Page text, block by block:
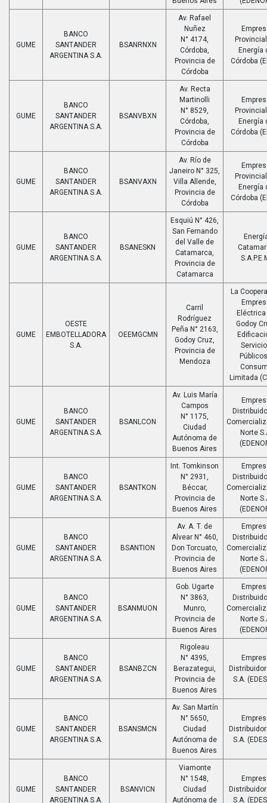
GUME
BANCO
SANTANDER
ARGENTINA S.A.
BSANRNXN
Av. Rafael
Nuñez
N° 4174,
Córdoba,
Provincia de
Córdoba
Energía
Córdoba
GUME
BANCO
SANTANDER
ARGENTINA S.A.
BSANVBXN
Av. Recta
Martinolli
N° 8529,
Córdoba,
Provincia de
Córdoba
Energía
Córdoba
GUME
BANCO
SANTANDER
ARGENTINA S.A.
BSANVAXN
Av. Río de
Janeiro N° 325,
Villa Allende,
Provincia de
Córdoba
Energía
Córdoba
GUME
BANCO
SANTANDER
ARGENTINA S.A.
BSANESKN
Esquiú N° 426,
San Fernando
del Valle de
Catamarca,
Provincia de
Catamarca
GUME
OESTE
EMBOTELLADORA
S.A.
OEEMGCMN
Carril
Rodríguez
Peña N° 2163,
Godoy Cruz,
Provincia de
Mendoza
La
Eléctrica
Godoy
Limitada
GUME
BANCO
SANTANDER
ARGENTINA S.A.
BSANLCON
Av. Luis María
Campos
N° 1175,
Ciudad
Autónoma de
Buenos Aires
Norte
GUME
BANCO
SANTANDER
ARGENTINA S.A.
BSANTKON
Int. Tomkinson
N° 2931,
Béccar,
Provincia de
Buenos Aires
Norte
GUME
BANCO
SANTANDER
ARGENTINA S.A.
BSANTION
Av. A. T. de
Alvear N° 460,
Don Torcuato,
Provincia de
Buenos Aires
Norte
GUME
BANCO
SANTANDER
ARGENTINA S.A.
BSANMUON
Gob. Ugarte
N° 3863,
Munro,
Provincia de
Buenos Aires
Norte
GUME
BANCO
SANTANDER
ARGENTINA S.A.
BSANBZCN
Rigoleau
N° 4395,
Berazategui,
Provincia de
Buenos Aires
S.A.
GUME
BANCO
SANTANDER
ARGENTINA S.A.
BSANSMCN
Av. San Martín
N° 5650,
Ciudad
Autónoma de
Buenos Aires
S.A.
GUME
BANCO
SANTANDER
ARGENTINA S.A.
BSANVICN
Viamonte
N° 1548,
Ciudad
Autónoma de
S.A.